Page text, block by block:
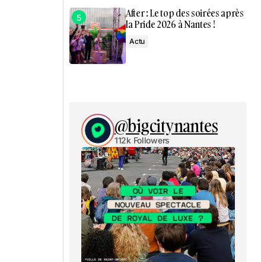
After : Le top des soirées après
la Pride 2026 à Nantes !
Actu
@bigcitynantes
112k Followers